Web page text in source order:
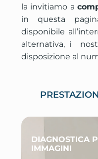
la invitiamo a
in questa
disponibile
alternativa, i
disposizione al
DIAGNOSTICA
IMMAGINI